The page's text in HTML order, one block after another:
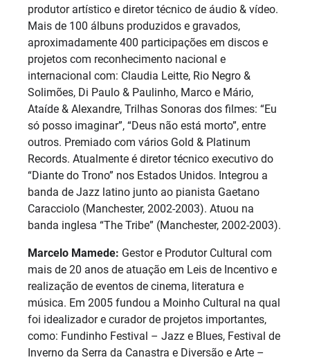
produtor artístico e diretor técnico de áudio & vídeo.
Mais de 100 álbuns produzidos e gravados,
aproximadamente 400 participações em discos e
projetos com reconhecimento nacional e
internacional com: Claudia Leitte, Rio Negro &
Solimões, Di Paulo & Paulinho, Marco e Mário,
Ataíde & Alexandre, Trilhas Sonoras dos filmes: “Eu
só posso imaginar”, “Deus não está morto”, entre
outros. Premiado com vários Gold & Platinum
Records. Atualmente é diretor técnico executivo do
“Diante do Trono” nos Estados Unidos. Integrou a
banda de Jazz latino junto ao pianista Gaetano
Caracciolo (Manchester, 2002-2003). Atuou na
banda inglesa “The Tribe” (Manchester, 2002-2003).
Marcelo Mamede: Gestor e Produtor Cultural com
mais de 20 anos de atuação em Leis de Incentivo e
realização de eventos de cinema, literatura e
música. Em 2005 fundou a Moinho Cultural na qual
foi idealizador e curador de projetos importantes,
como: Fundinho Festival – Jazz e Blues, Festival de
Inverno da Serra da Canastra e Diversão e Arte –